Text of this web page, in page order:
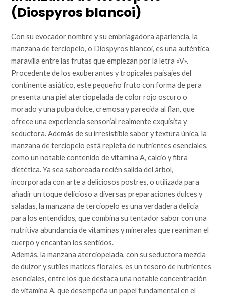
(Diospyros blancoi)
Con su evocador nombre y su embriagadora apariencia, la
manzana de terciopelo, o Diospyros blancoi, es una auténtica
maravilla entre las frutas que empiezan por la letra «V».
Procedente de los exuberantes y tropicales paisajes del
continente asiático, este pequeño fruto con forma de pera
presenta una piel aterciopelada de color rojo oscuro o
morado y una pulpa dulce, cremosa y parecida al flan, que
ofrece una experiencia sensorial realmente exquisita y
seductora. Además de su irresistible sabor y textura única, la
manzana de terciopelo está repleta de nutrientes esenciales,
como un notable contenido de vitamina A, calcio y fibra
dietética. Ya sea saboreada recién salida del árbol,
incorporada con arte a deliciosos postres, o utilizada para
añadir un toque delicioso a diversas preparaciones dulces y
saladas, la manzana de terciopelo es una verdadera delicia
para los entendidos, que combina su tentador sabor con una
nutritiva abundancia de vitaminas y minerales que reaniman el
cuerpo y encantan los sentidos.
Además, la manzana aterciopelada, con su seductora mezcla
de dulzor y sutiles matices florales, es un tesoro de nutrientes
esenciales, entre los que destaca una notable concentración
de vitamina A, que desempeña un papel fundamental en el